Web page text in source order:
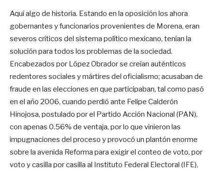
Aquí algo de historia. Estando en la oposición los ahora
gobernantes y funcionarios provenientes de Morena, eran
severos críticos del sistema político mexicano, tenían la
solución para todos los problemas de la sociedad.
Encabezados por López Obrador se creían auténticos
redentores sociales y mártires del oficialismo; acusaban de
fraude en las elecciones en que participaban, tal como pasó
en el año 2006, cuando perdió ante Felipe Calderón
Hinojosa, postulado por el Partido Acción Nacional (PAN),
con apenas 0.56% de ventaja, por lo que vinieron las
impugnaciones del proceso y provocó un plantón enorme
sobre la avenida Reforma para exigir el conteo de voto, por
voto y casilla por casilla al Instituto Federal Electoral (IFE),